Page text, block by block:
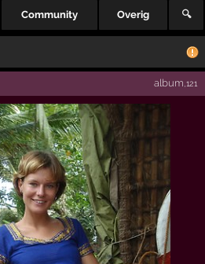
Community Overig 🔍
album ,121